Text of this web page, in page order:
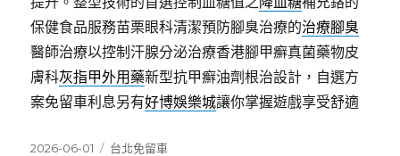
保健食品服務苗栗眼科清潔預防腳臭治療的治療腳臭
醫師治療以控制汗腺分泌治療香港腳甲癬真菌藥物皮
膚科灰指甲外用藥新型抗甲癬油劑根治設計，自選方
案免留車利息另有好博娛樂城讓你掌握遊戲享受舒適
發
2026-06-01
分
台北免留車